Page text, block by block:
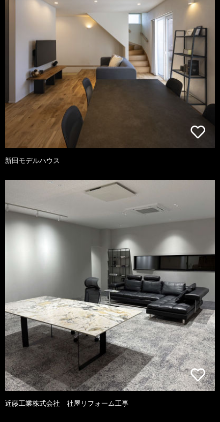
新田モデルハウス
近藤工業株式会社 社屋リフォーム工事